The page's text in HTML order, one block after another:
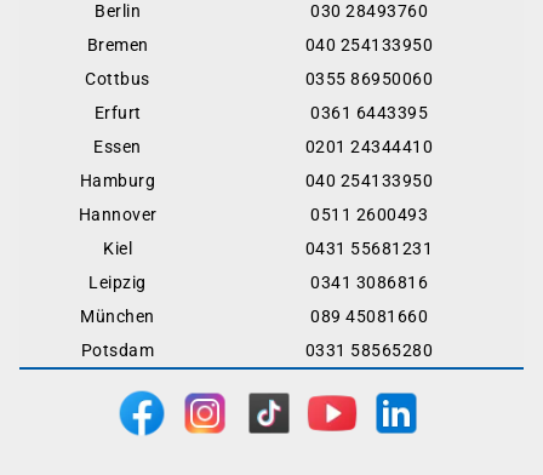
Berlin
030 28493760
Bremen
040 254133950
Cottbus
0355 86950060
Erfurt
0361 6443395
Essen
0201 24344410
Hamburg
040 254133950
Hannover
0511 2600493
Kiel
0431 55681231
Leipzig
0341 3086816
München
089 45081660
Potsdam
0331 58565280